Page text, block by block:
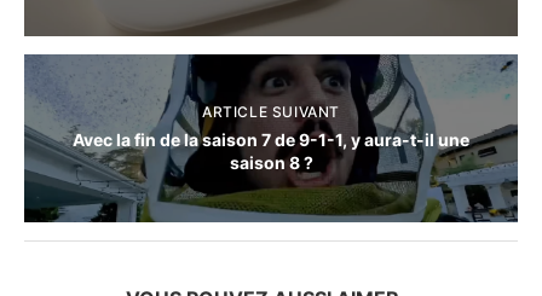
ARTICLE SUIVANT
Avec la fin de la saison 7 de 9-1-1, y aura-t-il une
saison 8 ?